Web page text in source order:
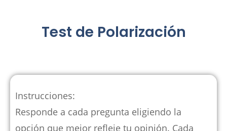
Test de Polarización
Instrucciones:
Responde a cada pregunta eligiendo la
opción que mejor refleje tu opinión. Cada